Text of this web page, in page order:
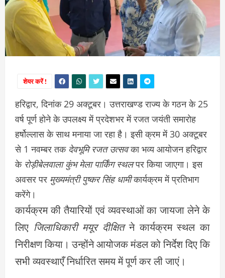
शेयर करें !
हरिद्वार, दिनांक 29 अक्टूबर। उत्तराखण्ड राज्य के गठन के 25
वर्ष पूर्ण होने के उपलक्ष्य में प्रदेशभर में रजत जयंती समारोह
हर्षोल्लास के साथ मनाया जा रहा है। इसी क्रम में 30 अक्टूबर
से 1 नवम्बर तक देवभूमि रजत उत्सवका भव्य आयोजन हरिद्वार
के रोड़ीबेलवाला कुंभ मेला पार्किंग स्थलपर किया जाएगा। इस
अवसर पर मुख्यमंत्री पुष्कर सिंह धामीकार्यक्रम में प्रतिभाग
करेंगे।
कार्यक्रम की तैयारियों एवं व्यवस्थाओं का जायजा लेने के
लिए जिलाधिकारी मयूर दीक्षितने कार्यक्रम स्थल का
निरीक्षण किया। उन्होंने आयोजक मंडल को निर्देश दिए कि
सभी व्यवस्थाएँ निर्धारित समय में पूर्ण कर ली जाएं।